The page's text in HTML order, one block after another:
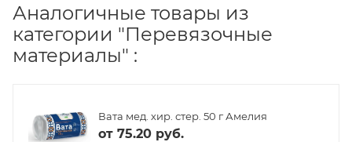
Аналогичные товары из
категории "Перевязочные
материалы" :
Вата мед. хир. стер. 50 г Амелия
от 75.20 руб.